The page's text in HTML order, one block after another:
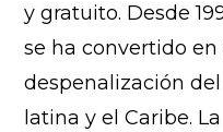
y gratuito. Desde
se ha convertido
despenalización
latina y el Caribe.